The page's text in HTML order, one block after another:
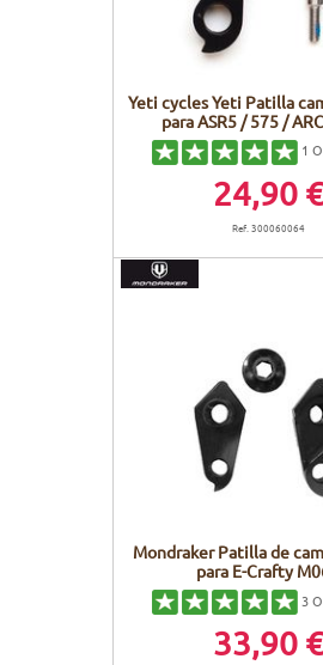
Yeti cycles Yeti Patilla
para ASR5 / 575 /
1
24,90 €
Ref. 300060064
Mondraker Patilla de
para E-Crafty
3
33,90 €